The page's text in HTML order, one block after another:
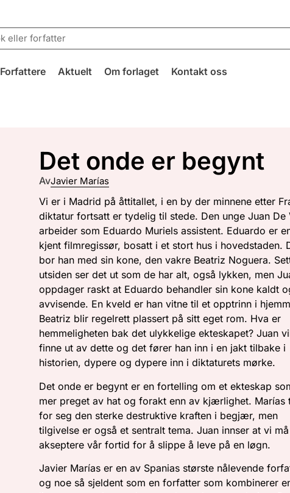
Forfattere Aktuelt Om forlaget Kontakt oss
Det onde er begynt
AvJavier Marías
Vi er i Madrid på åttitallet, i en by der minnene etter
diktatur fortsatt er tydelig til stede. Den unge Juan De
arbeider som Eduardo Muriels assistent. Eduardo er
kjent filmregissør, bosatt i et stort hus i hovedstaden.
bor han med sin kone, den vakre Beatriz Noguera.
utsiden ser det ut som de har alt, også lykken, men
oppdager raskt at Eduardo behandler sin kone kaldt
avvisende. En kveld er han vitne til et opptrinn i
Beatriz blir regelrett plassert på sitt eget rom. Hva er
hemmeligheten bak det ulykkelige ekteskapet? Juan
finne ut av dette og det fører han inn i en jakt tilbake i
historien, dypere og dypere inn i diktaturets mørke.
Det onde er begynt er en fortelling om et ekteskap
mer preget av hat og forakt enn av kjærlighet. Marías
for seg den sterke destruktive kraften i begjær, men
tilgivelse er også et sentralt tema. Juan innser at vi må
akseptere vår fortid for å slippe å leve på en løgn.
Javier Marías er en av Spanias største nålevende
og noe så sjeldent som en forfatter som kombinerer